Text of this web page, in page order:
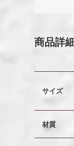
商品詳
サイズ
材質